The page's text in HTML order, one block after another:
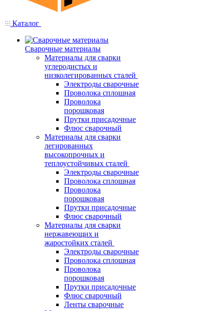
Каталог
Сварочные материалы
Материалы для сварки
углеродистых и
низколегированных сталей
Электроды сварочные
Проволока сплошная
Проволока
порошковая
Прутки присадочные
Флюс сварочный
Материалы для сварки
легированных
высокопрочных и
теплоустойчивых сталей
Электроды сварочные
Проволока сплошная
Проволока
порошковая
Прутки присадочные
Флюс сварочный
Материалы для сварки
нержавеющих и
жаростойких сталей
Электроды сварочные
Проволока сплошная
Проволока
порошковая
Прутки присадочные
Флюс сварочный
Ленты сварочные